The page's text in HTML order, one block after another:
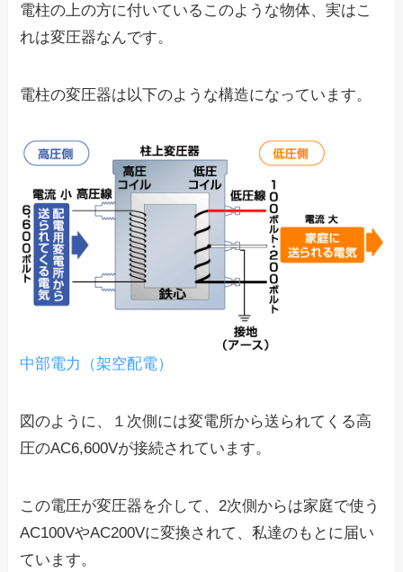
電柱の上の方に付いているこのような物体、実はこ
れは変圧器なんです。
電柱の変圧器は以下のような構造になっています。
中部電力（架空配電）
図のように、１次側には変電所から送られてくる高
圧のAC6,600Vが接続されています。
この電圧が変圧器を介して、2次側からは家庭で使う
AC100VやAC200Vに変換されて、私達のもとに届い
ています。